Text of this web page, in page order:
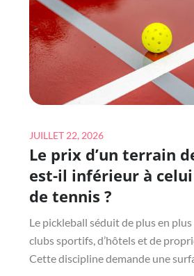
CONSTRUCTION
COURT
DE
TENNIS
Posted
on
JUILLET 22, 2026
Le prix d’un terrain
est-il inférieur à celui
de tennis ?
Le pickleball séduit de plus en
clubs sportifs, d’hôtels et de
Cette discipline demande une